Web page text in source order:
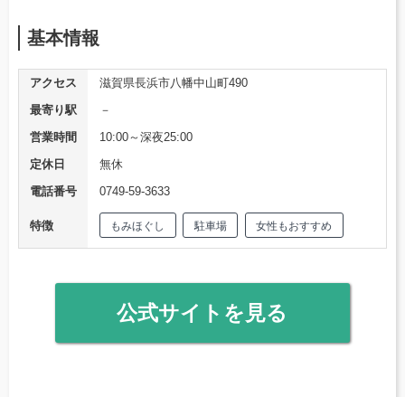
基本情報
アクセス
滋賀県長浜市八幡中山町490
最寄り駅
－
営業時間
10:00～深夜25:00
定休日
無休
電話番号
0749-59-3633
特徴 もみほぐし 駐車場 女性もおすすめ
公式サイトを見る